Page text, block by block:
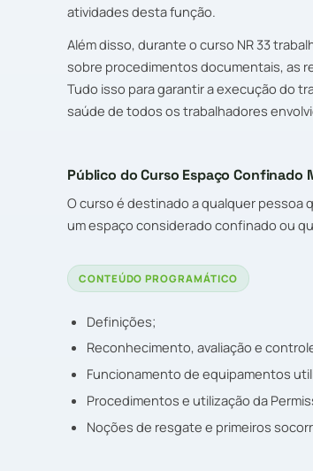
atividades desta função.
Além disso, durante o curso NR 33
sobre procedimentos documentais, as
Tudo isso para garantir a execução do
saúde de todos os trabalhadores
Público do Curso Espaço Confinado
O curso é destinado a qualquer pessoa
um espaço considerado confinado ou
CONTEÚDO PROGRAMÁTICO
Definições;
Reconhecimento, avaliação e
Funcionamento de equipamentos
Procedimentos e utilização da
Noções de resgate e primeiros